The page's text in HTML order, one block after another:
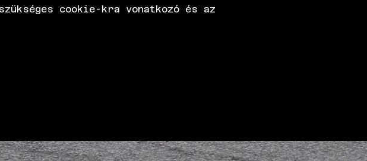
cookie-kra vonatkozó és az